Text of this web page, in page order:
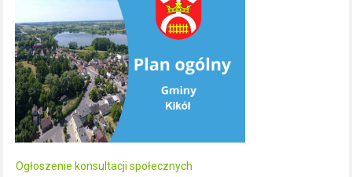
Ogłoszenie konsultacji społecznych